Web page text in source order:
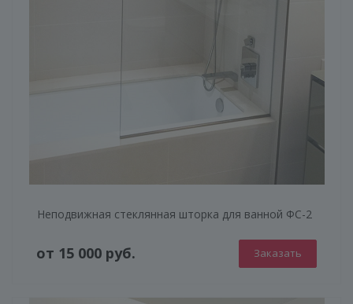
Неподвижная стеклянная шторка для ванной ФС-2
от 15 000 руб. Заказать